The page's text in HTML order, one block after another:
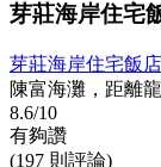
芽莊海岸住宅
芽莊海岸住宅飯店
陳富海灘，距離
8.6/10
有夠讚
(197 則評論)